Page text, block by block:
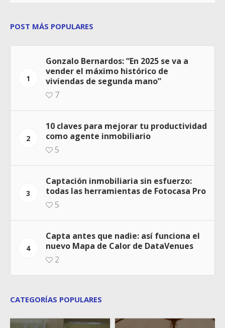
POST MÁS POPULARES
1
Gonzalo Bernardos: “En 2025 se va a
vender el máximo histórico de
viviendas de segunda mano”
7
2
10 claves para mejorar tu productividad
como agente inmobiliario
5
3
Captación inmobiliaria sin esfuerzo:
todas las herramientas de Fotocasa Pro
5
4
Capta antes que nadie: así funciona el
nuevo Mapa de Calor de DataVenues
2
CATEGORÍAS POPULARES